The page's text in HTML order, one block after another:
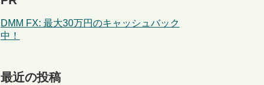
DMM FX: 最大30万円のキャッシュバック
中！
最近の投稿